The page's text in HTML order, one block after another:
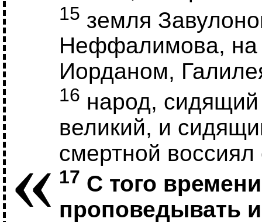
«
15 земля
Неффалимова, на
Иорданом,
16 народ,
великий, и
смертной воссиял
17 С того
проповедывать